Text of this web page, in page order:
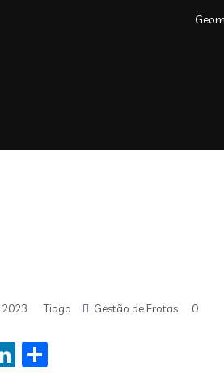
Tiago Gestão de Frotas 0
LinkedIn